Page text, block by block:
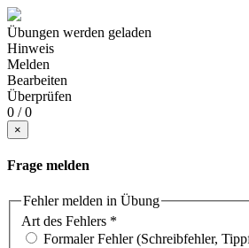
Übungen werden geladen
Hinweis
Melden
Bearbeiten
Überprüfen
0 / 0
×
Frage melden
Fehler melden in Übung
Art des Fehlers *
Formaler Fehler (Schreibfehler,